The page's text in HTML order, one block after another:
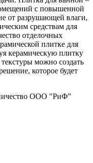
с повышенной
от разрушающей влаги,
средствам для
отделочных
плитке для
керамическую плитку
можно создать
которое будет
ООО "РиФ"